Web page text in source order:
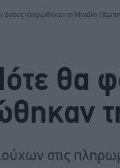
ΑΚΙΝΗΤΑ
όσους πληρώθηκαν τη Μεγάλη Πέμπτη
θα
στις